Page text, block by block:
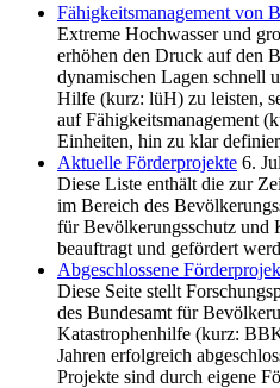
Fähigkeitsmanagement von
Extreme Hochwasser und
erhöhen den Druck auf den
dynamischen Lagen schnell
Hilfe (kurz: lüH) zu leisten,
auf Fähigkeitsmanagement
Einheiten, hin zu klar
Aktuelle Förderprojekte 6.
Diese Liste enthält die zur
im Bereich des
für Bevölkerungsschutz
beauftragt und gefördert
Abgeschlos­sene
Diese Seite stellt
des Bundesamt für
Katastrophenhilfe (kurz:
Jahren erfolgreich
Projekte sind durch eigene